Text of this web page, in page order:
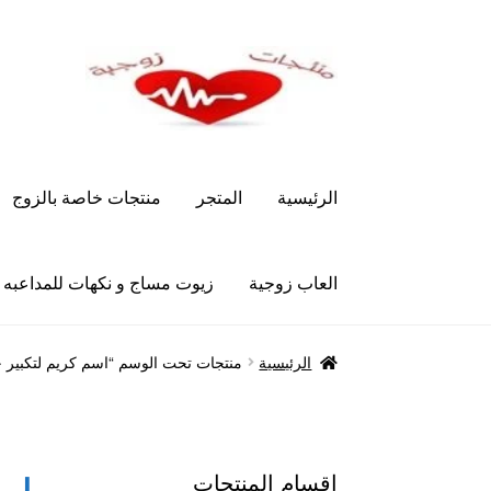
Skip
to
navigation
Skip
to
الرئيسية المتجر منتجات خاصة بالزوج
العاب زوجية زيوت مساج و نكهات للمداعبه
الرئيسية Let’s Keep In Touch أدوية تكبير و
علاج سرعة القذف
الرئيسية منتجات تحت الوسم “اسم كريم لتكبير
اقسام المنتجات